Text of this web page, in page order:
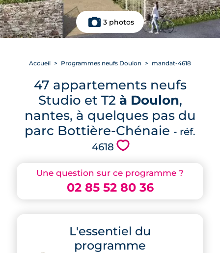
3 photos
Une question sur ce programme ?
02 85 52 80 36
L'essentiel du
programme
Accueil Programmes neufs Doulon mandat-4618
47 appartements neufs
Studio et T2 à Doulon,
nantes, à quelques pas du
parc Bottière-Chénaie - réf.
4618 💗